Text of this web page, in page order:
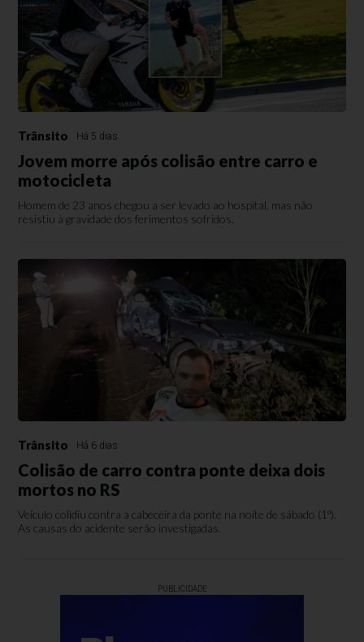
Trânsito Há 5 dias
Jovem morre após colisão entre carro e
motocicleta
Homem de 23 anos chegou a ser levado ao hospital, mas não
resistiu à gravidade dos ferimentos sofridos.
Trânsito Há 6 dias
Colisão de carro contra ponte deixa dois
mortos no RS
Veículo colidiu contra a cabeceira da ponte na noite de sábado (1º).
As causas do acidente serão investigadas.
PUBLICIDADE